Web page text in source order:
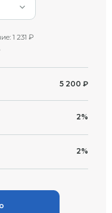
1 231 ₽
5 200 ₽
2%
2%